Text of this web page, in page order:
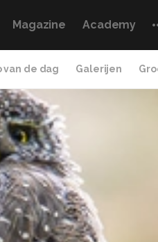
Magazine Academy
van de dag Galerijen